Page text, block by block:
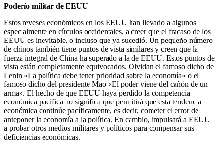
Poderío militar de EEUU
Estos reveses económicos en los EEUU han llevado a algunos,
especialmente en círculos occidentales, a creer que el fracaso de los
EEUU es inevitable, o incluso que ya sucedió. Un pequeño número
de chinos también tiene puntos de vista similares y creen que la
fuerza integral de China ha superado a la de EEUU. Estos puntos de
vista están completamente equivocados. Olvidan el famoso dicho de
Lenin «La política debe tener prioridad sobre la economía» o el
famoso dicho del presidente Mao «El poder viene del cañón de un
arma». El hecho de que EEUU haya perdido la competencia
económica pacífica no significa que permitirá que esta tendencia
económica continúe pacíficamente, es decir, cometer el error de
anteponer la economía a la política. En cambio, impulsará a EEUU
a probar otros medios militares y políticos para compensar sus
deficiencias económicas.